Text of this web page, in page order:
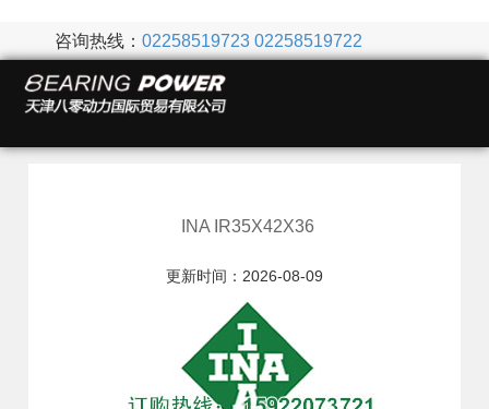
咨询热线： 02258519723 02258519722
INA IR35X42X36
更新时间：2026-08-09